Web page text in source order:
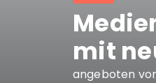
mit
angeboten